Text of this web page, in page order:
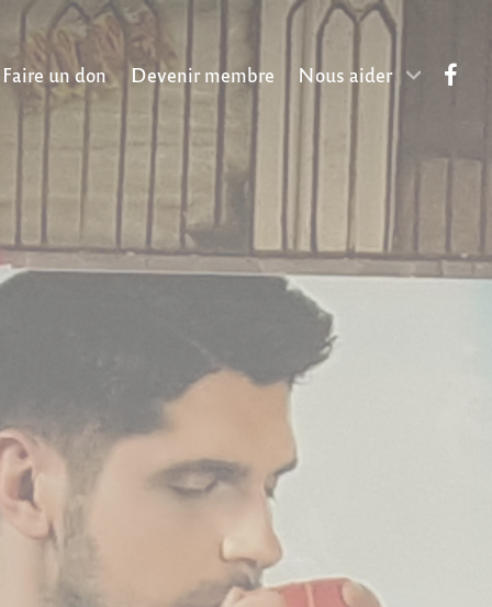
Faire un don Devenir membre Nous aider